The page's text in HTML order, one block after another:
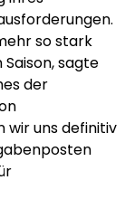
so stark
sagte
der
wir uns definitiv